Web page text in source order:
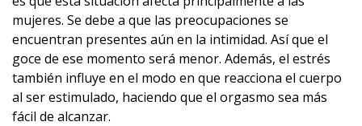
mujeres. Se debe a que las preocupaciones se
encuentran presentes aún en la intimidad. Así que el
goce de ese momento será menor. Además, el estrés
también influye en el modo en que reacciona el cuerpo
al ser estimulado, haciendo que el orgasmo sea más
fácil de alcanzar.